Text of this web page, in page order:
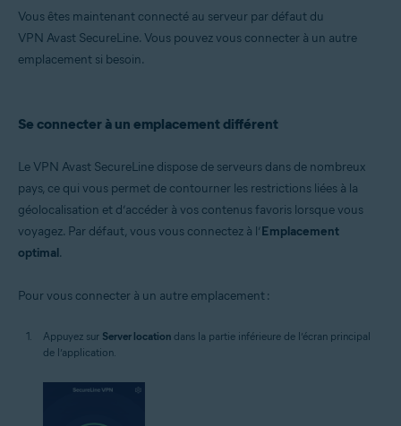
Vous êtes maintenant connecté au serveur par défaut du
VPN Avast SecureLine. Vous pouvez vous connecter à un autre
emplacement si besoin.
Se connecter à un emplacement différent
Le VPN Avast SecureLine dispose de serveurs dans de nombreux
pays, ce qui vous permet de contourner les restrictions liées à la
géolocalisation et d’accéder à vos contenus favoris lorsque vous
voyagez. Par défaut, vous vous connectez à l’Emplacement
optimal.
Pour vous connecter à un autre emplacement :
Appuyez sur Server location dans la partie inférieure de l’écran principal
de l’application.